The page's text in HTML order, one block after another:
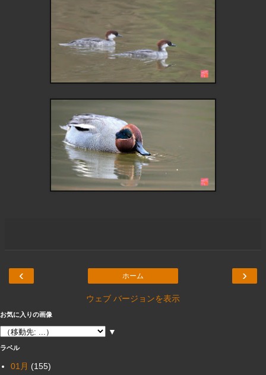
‹ ›
ホーム
ウェブ バージョンを表示
お気に入りの画像
▼
ラベル
01月 (155)